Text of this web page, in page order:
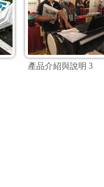
產品介紹與說明 3